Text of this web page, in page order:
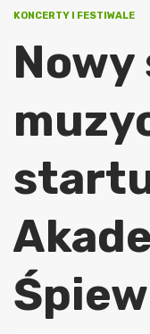
KONCERTY I FESTIWALE
Nowy